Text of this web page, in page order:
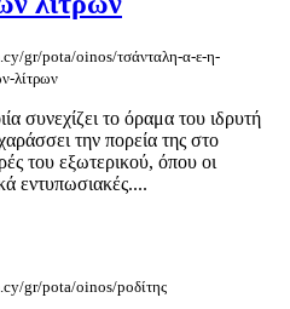
gr/pota/oinos/τσάνταλη-α-ε-η-
λίτρων
συνεχίζει το όραμα του ιδρυτή
την πορεία της στο
του εξωτερικού, όπου οι
εντυπωσιακές....
gr/pota/oinos/pοδίτης